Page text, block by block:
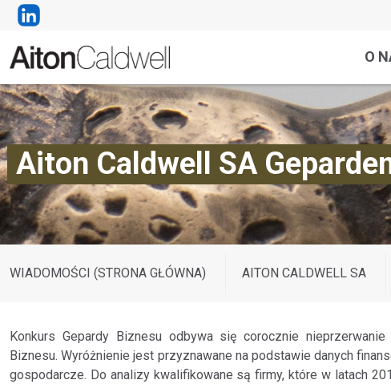
O
Aiton Caldwell SA
WIADOMOŚCI (STRONA GŁÓWNA) AITON CALDWELL SA
Konkurs Gepardy Biznesu odbywa się corocznie
Biznesu. Wyróżnienie jest przyznawane na podstawie danych
gospodarcze. Do analizy kwalifikowane są firmy, które w latach